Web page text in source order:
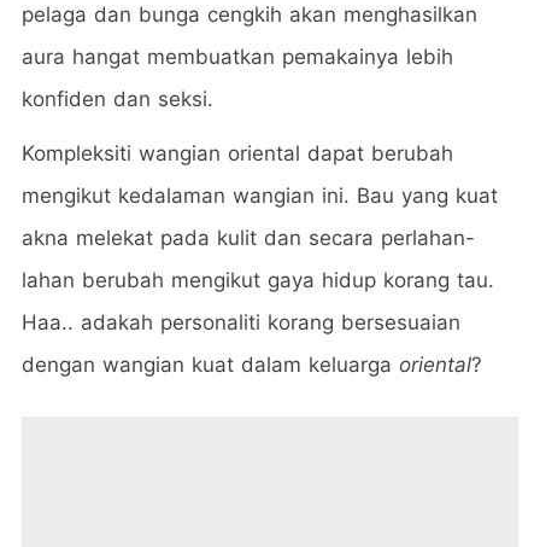
pelaga dan bunga cengkih akan menghasilkan
aura hangat membuatkan pemakainya lebih
konfiden dan seksi.
Kompleksiti wangian oriental dapat berubah
mengikut kedalaman wangian ini. Bau yang kuat
akna melekat pada kulit dan secara perlahan-
lahan berubah mengikut gaya hidup korang tau.
Haa.. adakah personaliti korang bersesuaian
dengan wangian kuat dalam keluarga oriental?